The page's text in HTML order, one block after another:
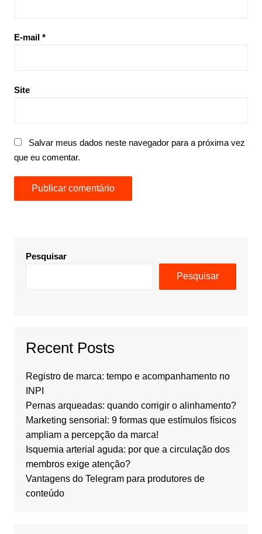
E-mail *
Site
Salvar meus dados neste navegador para a próxima vez
que eu comentar.
Pesquisar
Pesquisar
Recent Posts
Registro de marca: tempo e acompanhamento no
INPI
Pernas arqueadas: quando corrigir o alinhamento?
Marketing sensorial: 9 formas que estímulos físicos
ampliam a percepção da marca!
Isquemia arterial aguda: por que a circulação dos
membros exige atenção?
Vantagens do Telegram para produtores de
conteúdo